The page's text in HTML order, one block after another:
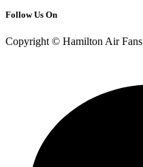
Follow Us On
Copyright © Hamilton Air Fans